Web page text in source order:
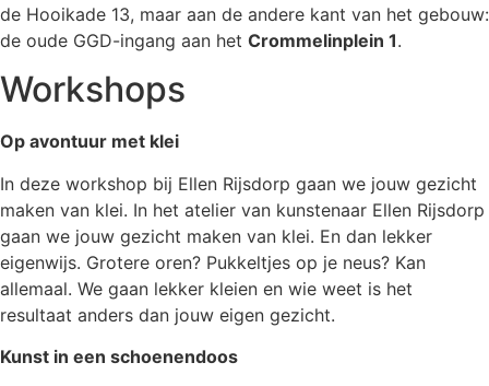
de Hooikade 13, maar aan de andere kant van het gebouw:
de oude GGD-ingang aan het Crommelinplein 1.
Workshops
Op avontuur met klei
In deze workshop bij Ellen Rijsdorp gaan we jouw gezicht
maken van klei. In het atelier van kunstenaar Ellen Rijsdorp
gaan we jouw gezicht maken van klei. En dan lekker
eigenwijs. Grotere oren? Pukkeltjes op je neus? Kan
allemaal. We gaan lekker kleien en wie weet is het
resultaat anders dan jouw eigen gezicht.
Kunst in een schoenendoos